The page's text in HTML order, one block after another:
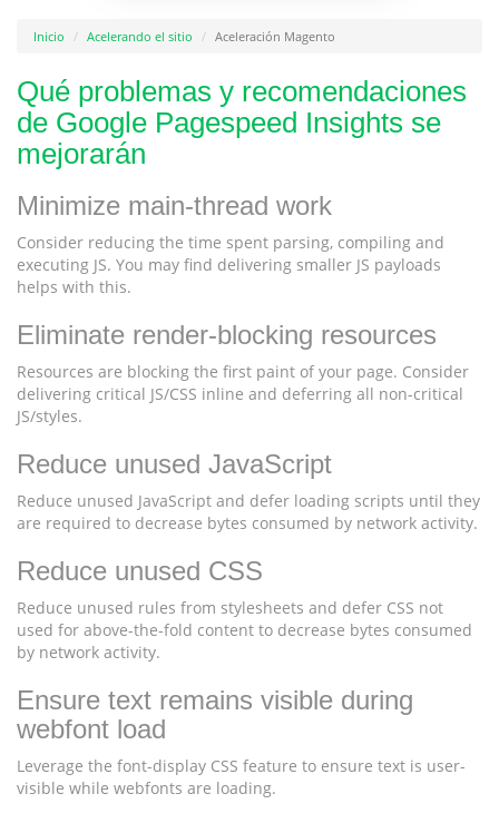
Inicio Acelerando el sitio Aceleración Magento
Qué problemas y recomendaciones
de Google Pagespeed Insights se
mejorarán
Minimize main-thread work
Consider reducing the time spent parsing, compiling and
executing JS. You may find delivering smaller JS payloads
helps with this.
Eliminate render-blocking resources
Resources are blocking the first paint of your page. Consider
delivering critical JS/CSS inline and deferring all non-critical
JS/styles.
Reduce unused JavaScript
Reduce unused JavaScript and defer loading scripts until they
are required to decrease bytes consumed by network activity.
Reduce unused CSS
Reduce unused rules from stylesheets and defer CSS not
used for above-the-fold content to decrease bytes consumed
by network activity.
Ensure text remains visible during
webfont load
Leverage the font-display CSS feature to ensure text is user-
visible while webfonts are loading.